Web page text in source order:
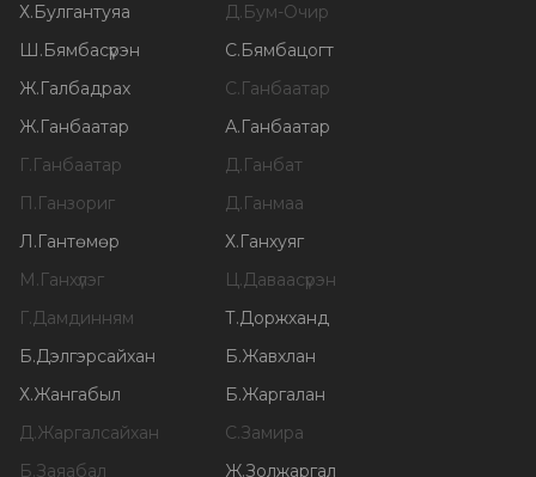
Х.Булгантуяа Д.Бум-Очир
Ш.Бямбасүрэн С.Бямбацогт
Ж.Галбадрах С.Ганбаатар
Ж.Ганбаатар А.Ганбаатар
Г.Ганбаатар Д.Ганбат
П.Ганзориг Д.Ганмаа
Л.Гантөмөр Х.Ганхуяг
М.Ганхүлэг Ц.Даваасүрэн
Г.Дамдинням Т.Доржханд
Б.Дэлгэрсайхан Б.Жавхлан
Х.Жангабыл Б.Жаргалан
Д.Жаргалсайхан С.Замира
Б.Заяабал Ж.Золжаргал